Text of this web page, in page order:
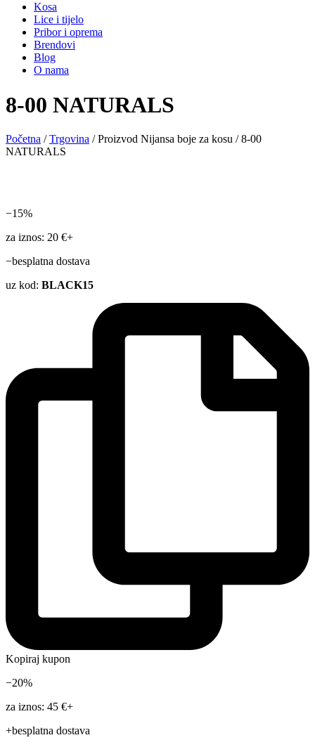
Kosa
Lice i tijelo
Pribor i oprema
Brendovi
Blog
O nama
8-00 NATURALS
Početna /Trgovina / Proizvod Nijansa boje za kosu / 8-00
NATURALS
−15%
za iznos: 20 €+
−besplatna dostava
uz kod: BLACK15
Kopiraj kupon
−20%
za iznos: 45 €+
+besplatna dostava